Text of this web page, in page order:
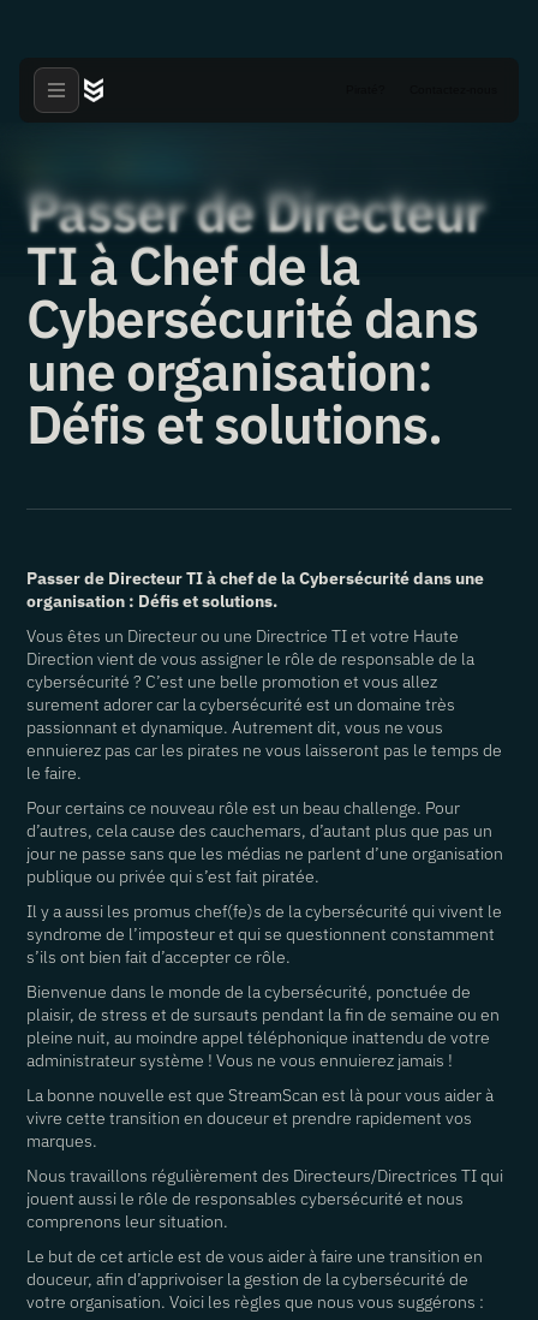
Passer de Directeur
TI à Chef de la
Cybersécurité dans
une organisation:
Défis et solutions.
Passer de Directeur TI à chef de la Cybersécurité dans une
organisation : Défis et solutions.
Vous êtes un Directeur ou une Directrice TI et votre Haute
Direction vient de vous assigner le rôle de responsable de la
cybersécurité ? C’est une belle promotion et vous allez
surement adorer car la cybersécurité est un domaine très
passionnant et dynamique. Autrement dit, vous ne vous
ennuierez pas car les pirates ne vous laisseront pas le temps de
le faire.
Pour certains ce nouveau rôle est un beau challenge. Pour
d’autres, cela cause des cauchemars, d’autant plus que pas un
jour ne passe sans que les médias ne parlent d’une organisation
publique ou privée qui s’est fait piratée.
Il y a aussi les promus chef(fe)s de la cybersécurité qui vivent le
syndrome de l’imposteur et qui se questionnent constamment
s’ils ont bien fait d’accepter ce rôle.
Bienvenue dans le monde de la cybersécurité, ponctuée de
plaisir, de stress et de sursauts pendant la fin de semaine ou en
pleine nuit, au moindre appel téléphonique inattendu de votre
administrateur système ! Vous ne vous ennuierez jamais !
La bonne nouvelle est que StreamScan est là pour vous aider à
vivre cette transition en douceur et prendre rapidement vos
marques.
Nous travaillons régulièrement des Directeurs/Directrices TI qui
jouent aussi le rôle de responsables cybersécurité et nous
comprenons leur situation.
Le but de cet article est de vous aider à faire une transition en
douceur, afin d’apprivoiser la gestion de la cybersécurité de
votre organisation. Voici les règles que nous vous suggérons :